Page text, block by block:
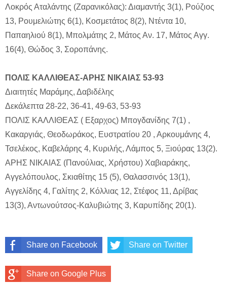
Λοκρός Αταλάντης (Ζαρανικόλας): Διαμαντής 3(1), Ρούζιος
13, Ρουμελιώτης 6(1), Κοσμετάτος 8(2), Ντέντα 10,
Παπαηλιού 8(1), Μπολμάτης 2, Μάτος Αν. 17, Μάτος Αγγ.
16(4), Θώδος 3, Σοροπάνης.
ΠΟΛΙΣ ΚΑΛΛΙΘΕΑΣ-ΑΡΗΣ ΝΙΚΑΙΑΣ 53-93
Διαιτητές Μαράμης, Δαβιδέλης
Δεκάλεπτα 28-22, 36-41, 49-63, 53-93
ΠΟΛΙΣ ΚΑΛΛΙΘΕΑΣ ( Εξαρχος) Μπογδανίδης 7(1) ,
Κακαργιάς, Θεοδωράκος, Ευστρατίου 20 , Αρκουμάνης 4,
Τσελέκος, Καβελάρης 4, Κυριλής, Λάμπος 5, Ξιούρας 13(2).
ΑΡΗΣ ΝΙΚΑΙΑΣ (Πανούλιας, Χρήστου) Χαβιαράκης,
Αγγελόπουλος, Σκιαθίτης 15 (5), Θαλασσινός 13(1),
Αγγελίδης 4, Γαλίτης 2, Κόλλιας 12, Στέφος 11, Δρίβας
13(3), Αντωνούτσος-Καλυβιώτης 3, Καρυπίδης 20(1).
Share on Facebook Share on Twitter
Share on Google Plus